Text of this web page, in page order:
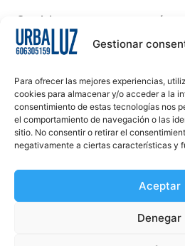
Gestionar
Para ofrecer las mejores experiencias,
cookies para almacenar y/o acceder a la
consentimiento de estas tecnologías nos
el comportamiento de navegación o las
sitio. No consentir o retirar el
negativamente a ciertas características y
Aceptar
Denegar
Servicio post venta y garantía
Condiciones generales de venta
Política de cookies
Aviso legal
Declaración de accesibilidad